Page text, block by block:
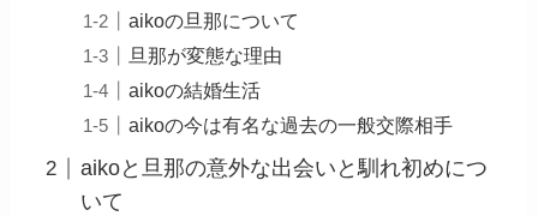
aikoの旦那について
旦那が変態な理由
aikoの結婚生活
aikoの今は有名な過去の一般交際相手
aikoと旦那の意外な出会いと馴れ初めにつ
いて